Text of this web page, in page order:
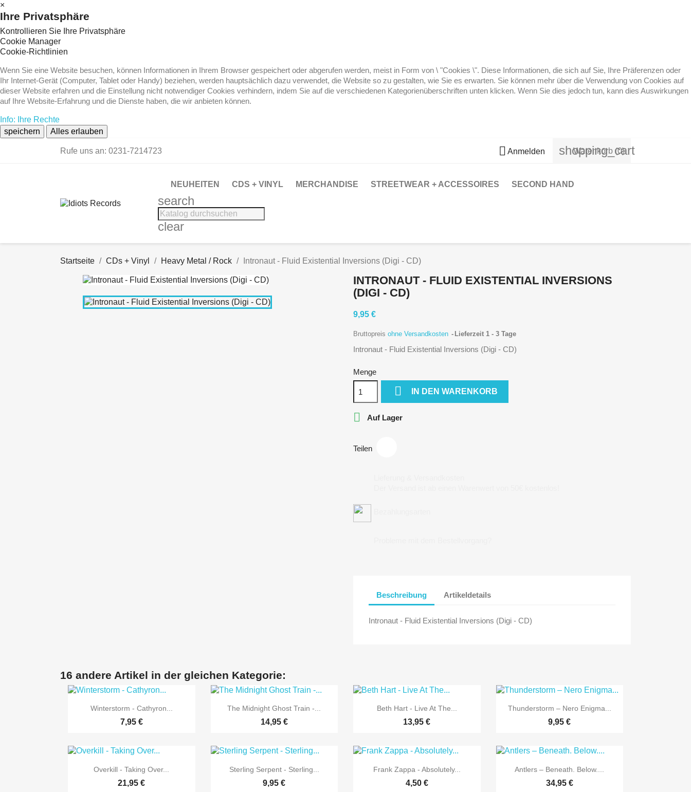
×
Ihre Privatsphäre
Kontrollieren Sie Ihre Privatsphäre
Cookie Manager
Cookie-Richtlinien
Wenn Sie eine Website besuchen, können Informationen in Ihrem Browser gespeichert oder abgerufen werden, meist in Form von \ "Cookies \". Diese Informationen, die sich auf Sie, Ihre Präferenzen oder
Ihr Internet-Gerät (Computer, Tablet oder Handy) beziehen, werden hauptsächlich dazu verwendet, die Website so zu gestalten, wie Sie es erwarten. Sie können mehr über die Verwendung von Cookies auf
dieser Website erfahren und die Einstellung nicht notwendiger Cookies verhindern, indem Sie auf die verschiedenen Kategorienüberschriften unten klicken. Wenn Sie dies jedoch tun, kann dies Auswirkungen
auf Ihre Website-Erfahrung und die Dienste haben, die wir anbieten können.
Info: Ihre Rechte
speichern
Alles erlauben
Rufe uns an: 0231-7214723  Anmelden shopping_cart
Warenkorb (0)
NEUHEITEN CDS + VINYL MERCHANDISE STREETWEAR + ACCESSOIRES SECOND HAND
search
clear
Startseite CDs + Vinyl Heavy Metal / Rock Intronaut - Fluid Existential Inversions (Digi - CD)
INTRONAUT - FLUID EXISTENTIAL INVERSIONS
(DIGI - CD)
9,95 €
Bruttopreis ohne Versandkosten Lieferzeit 1 - 3 Tage
Intronaut - Fluid Existential Inversions (Digi - CD)
Menge
 IN DEN WARENKORB
 Auf Lager
Teilen
Beschreibung Artikeldetails
Intronaut - Fluid Existential Inversions (Digi - CD)
16 andere Artikel in der gleichen Kategorie:
 Vorschau
Winterstorm - Cathyron...
7,95 €
 Vorschau
The Midnight Ghost Train -...
14,95 €
 Vorschau
Beth Hart - Live At The...
13,95 €
 Vorschau
Thunderstorm – Nero Enigma...
9,95 €
 Vorschau
Overkill - Taking Over...
21,95 €
 Vorschau
Sterling Serpent - Sterling...
9,95 €
 Vorschau
Frank Zappa - Absolutely...
4,50 €
 Vorschau
Antlers – Beneath. Below....
34,95 €